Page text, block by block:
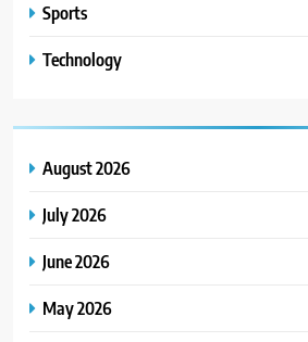
Sports
Technology
August 2026
July 2026
June 2026
May 2026